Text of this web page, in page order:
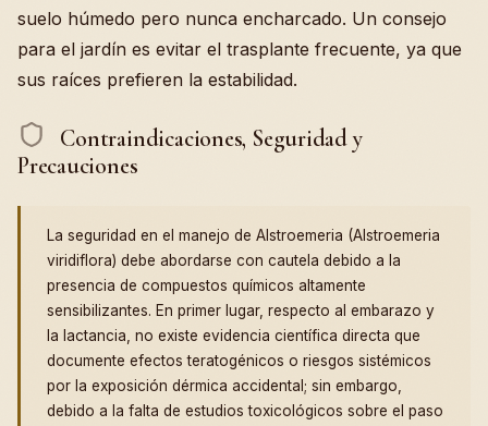
suelo húmedo pero nunca encharcado. Un consejo
para el jardín es evitar el trasplante frecuente, ya que
sus raíces prefieren la estabilidad.
Contraindicaciones, Seguridad y
Precauciones
La seguridad en el manejo de Alstroemeria (Alstroemeria
viridiflora) debe abordarse con cautela debido a la
presencia de compuestos químicos altamente
sensibilizantes. En primer lugar, respecto al embarazo y
la lactancia, no existe evidencia científica directa que
documente efectos teratogénicos o riesgos sistémicos
por la exposición dérmica accidental; sin embargo,
debido a la falta de estudios toxicológicos sobre el paso